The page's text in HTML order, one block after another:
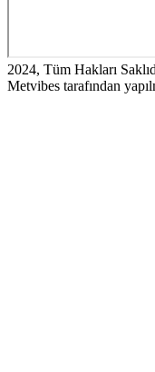
2024, Tüm Hakları
Metvibes tarafından